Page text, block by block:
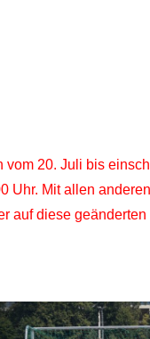
vom 20. Juli bis
Uhr. Mit allen
auf diese